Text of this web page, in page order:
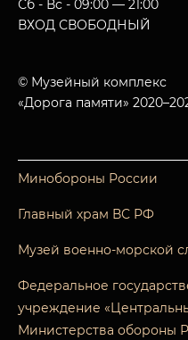
Сб - Вс - 09:00 — 21:00
ВХОД СВОБОДНЫЙ
© Музейный комплекс
«Дорога памяти»
Минобороны России
Главный храм ВС РФ
Музей военно-морской
Федеральное
учреждение
Министерства обороны